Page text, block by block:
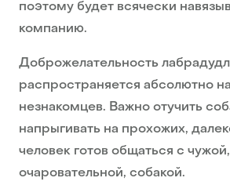
поэтому будет всячески
компанию.
Доброжелательность
распространяется абсолютно
незнакомцев. Важно отучить
напрыгивать на прохожих,
человек готов общаться с
очаровательной, собакой.